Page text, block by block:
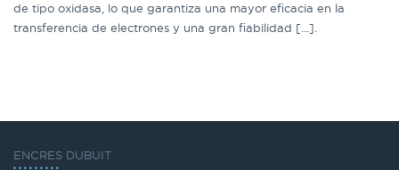
de tipo oxidasa, lo que garantiza una mayor eficacia en la
transferencia de electrones y una gran fiabilidad [...].
ENCRES DUBUIT